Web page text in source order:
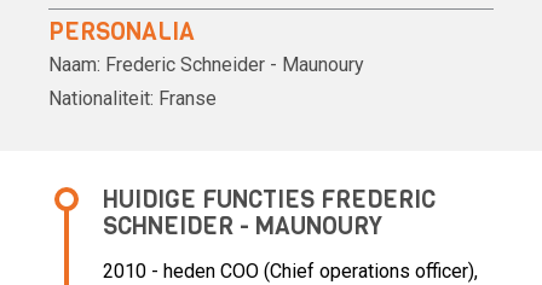
PERSONALIA
Naam: Frederic Schneider - Maunoury
Nationaliteit: Franse
HUIDIGE FUNCTIES FREDERIC
SCHNEIDER - MAUNOURY
2010 - heden COO (Chief operations officer),